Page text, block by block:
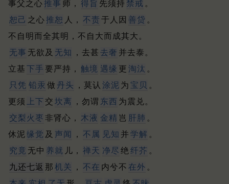
事父之心推事 师， 得旨 先须持 禁戒 。
恕己 之心推恕 人， 不责 于人因 善贷 。
不自明而全其明，不自大而成其大。
无事 无欲及 无知 ，去甚 去奢 并去泰。
立基 下手 要严持， 触境 遇缘 更 淘汰 。
只凭 铅汞 做 丹头 ，莫认 涂泥 为 宝贝 。
更须
上下 交 坎离 ，勿谓 东西 为震兑。
交梨火 枣 非肾心， 木液 金精 岂 肝肺 。
休泥缘觉 及 声闻 ， 不属 见知 并 学解 。
究竟 无中 养就 儿， 禅天 净尽 绝 纤芥 。
九还七返 那 机关 ， 不在 内兮不 在外 。